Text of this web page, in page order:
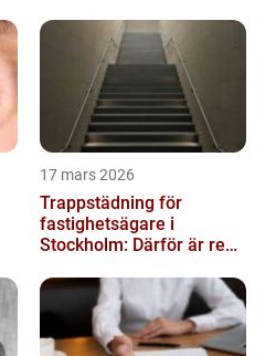
17 mars 2026
Trappstädning för
fastighetsägare i
Stockholm: Därför är rena
investering